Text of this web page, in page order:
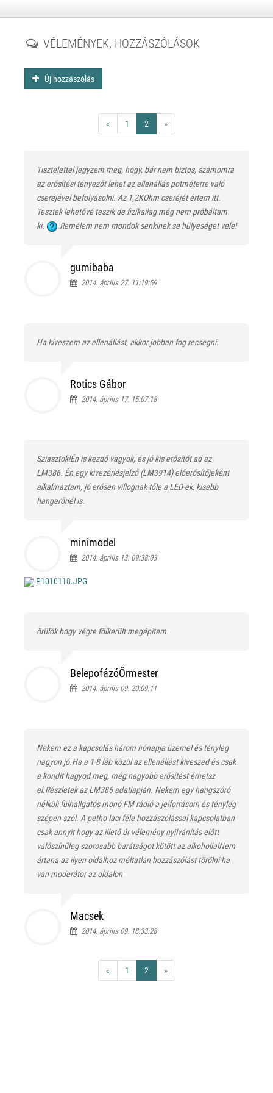
VÉLEMÉNYEK, HOZZÁSZÓLÁSOK
Új hozzászólás
« 1 2 »
Tisztelettel jegyzem meg, hogy, bár nem biztos, számomra
az erősítési tényezőt lehet az ellenállás potméterre való
cseréjével befolyásolni. Az 1,2KOhm cseréjét értem itt.
Tesztek lehetővé teszik de fizikailag még nem próbáltam
ki.
Remélem nem mondok senkinek se hülyeséget vele!
gumibaba
2014. április 27. 11:19:59
Ha kiveszem az ellenállást, akkor jobban fog recsegni.
Rotics Gábor
2014. április 17. 15:07:18
Sziasztok!Én is kezdő vagyok, és jó kis erősítőt ad az
LM386. Én egy kivezérlésjelző (LM3914) előerősítőjeként
alkalmaztam, jó erősen villognak tőle a LED-ek, kisebb
hangerőnél is.
minimodel
2014. április 13. 09:38:03
P1010118.JPG
örülök hogy végre fölkerültmegépitem
BelepofázóŐrmester
2014. április 09. 20:09:11
Nekem ez a kapcsolás három hónapja üzemel és tényleg
nagyon jó.Ha a 1-8 láb közül az ellenállást kiveszed és csak
a kondit hagyod meg, még nagyobb erősítést érhetsz
el.Részletek az LM386 adatlapján. Nekem egy hangszóró
nélküli fülhallgatós monó FM rádió a jelforrásom és tényleg
szépen szól. A petho laci féle hozzászólással kapcsolatban
csak annyit hogy az illető úr vélemény nyilvánítás előtt
valószínűleg szorosabb barátságot kötött az alkohollalNem
ártana az ilyen oldalhoz méltatlan hozzászólást törölni ha
van moderátor az oldalon
Macsek
2014. április 09. 18:33:28
« 1 2 »